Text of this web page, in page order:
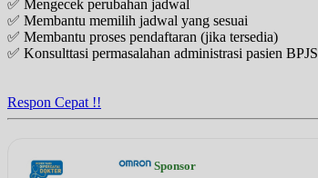
Jam 15:00 - 18:00
Sabtu, 29/08/2026
Jam 08:00 - 11:00
Selasa, 01/09/2026
Jam 15:00 - 18:00
Jam 15:00 - 18:00
✅ Mengecek perubahan jadwal
✅ Membantu memilih jadwal yang sesuai
✅ Membantu proses pendaftaran (jika tersedia)
✅ Konsulttasi permasalahan administrasi pasien BPJS
Respon Cepat !!
Sponsor